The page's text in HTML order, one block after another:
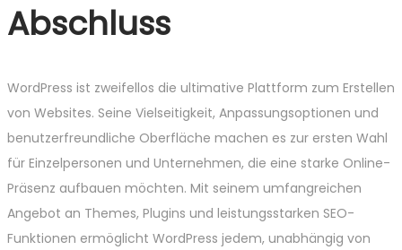
Abschluss
WordPress ist zweifellos die ultimative Plattform zum Erstellen
von Websites. Seine Vielseitigkeit, Anpassungsoptionen und
benutzerfreundliche Oberfläche machen es zur ersten Wahl
für Einzelpersonen und Unternehmen, die eine starke Online-
Präsenz aufbauen möchten. Mit seinem umfangreichen
Angebot an Themes, Plugins und leistungsstarken SEO-
Funktionen ermöglicht WordPress jedem, unabhängig von